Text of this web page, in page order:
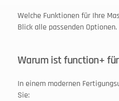
Welche Funktionen für Ihre
Blick alle passenden Optionen.
Warum ist function+
In einem modernen
Sie: